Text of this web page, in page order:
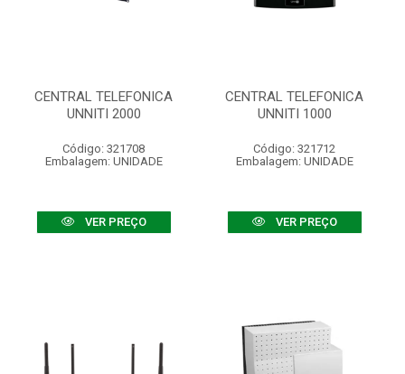
CENTRAL TELEFONICA
UNNITI 2000
Código: 321708
Embalagem: UNIDADE
VER PREÇO
CENTRAL TELEFONICA
UNNITI 1000
Código: 321712
Embalagem: UNIDADE
VER PREÇO